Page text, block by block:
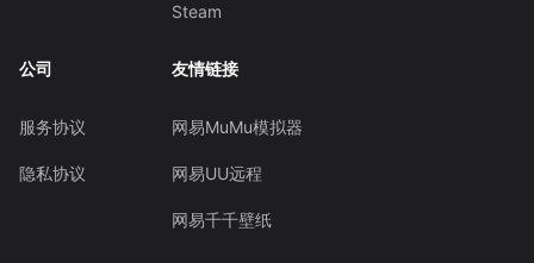
Steam
公司
服务协议
隐私协议
友情链接
网易MuMu模拟器
网易UU远程
网易千千壁纸